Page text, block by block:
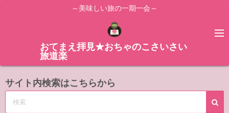
ス
～美味しい旅の一期一会～
おてまえ拝見★おちゃのこさいさい
旅道楽
サイト内検索はこちらから